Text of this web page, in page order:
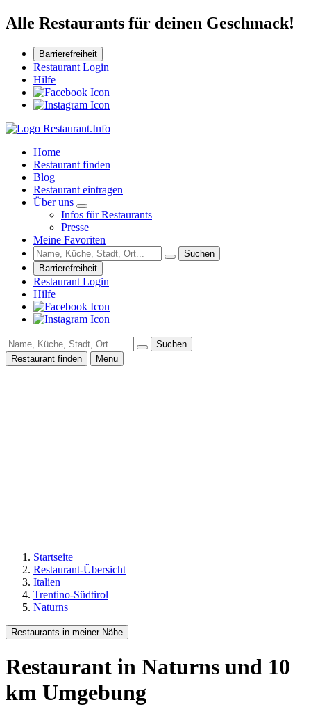
Alle Restaurants für deinen Geschmack!
Barrierefreiheit
Restaurant Login
Hilfe
Home
Restaurant finden
Blog
Restaurant eintragen
Über uns
Infos für Restaurants
Presse
Meine Favoriten
Suchen
Barrierefreiheit
Restaurant Login
Hilfe
Suchen
Restaurant finden
Menu
Startseite
Restaurant-Übersicht
Italien
Trentino-Südtirol
Naturns
Restaurants in meiner Nähe
Restaurant in Naturns und 10
km Umgebung